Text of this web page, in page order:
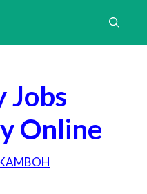
Jobs
Online